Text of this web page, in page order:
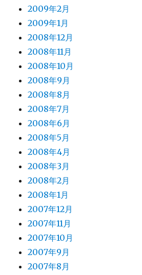
2009年2月
2009年1月
2008年12月
2008年11月
2008年10月
2008年9月
2008年8月
2008年7月
2008年6月
2008年5月
2008年4月
2008年3月
2008年2月
2008年1月
2007年12月
2007年11月
2007年10月
2007年9月
2007年8月